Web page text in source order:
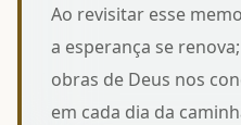
Ao revisitar esse
a esperança se
obras de Deus nos
em cada dia da